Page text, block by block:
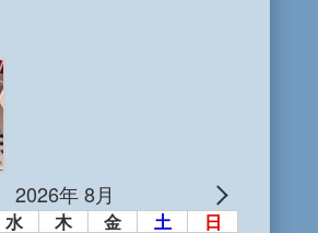
2026年 8月
水 木 金 土 日